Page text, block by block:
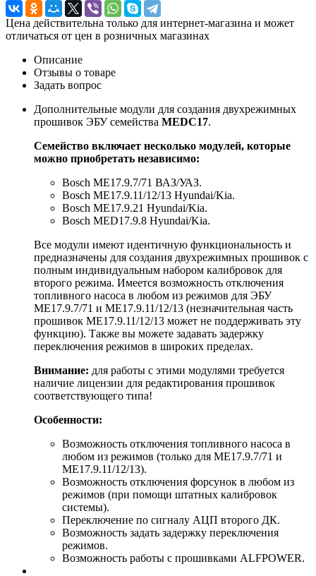
Цена действительна только для интернет-магазина и может
отличаться от цен в розничных магазинах
Описание
Отзывы о товаре
Задать вопрос
Дополнительные модули для создания двухрежимных
прошивок ЭБУ семейства MEDC17.
Семейство включает несколько модулей, которые
можно приобретать независимо:
Bosch ME17.9.7/71 ВАЗ/УАЗ.
Bosch ME17.9.11/12/13 Hyundai/Kia.
Bosch ME17.9.21 Hyundai/Kia.
Bosch MED17.9.8 Hyundai/Kia.
Все модули имеют идентичную функциональность и
предназначены для создания двухрежимных прошивок с
полным индивидуальным набором калибровок для
второго режима. Имеется возможность отключения
топливного насоса в любом из режимов для ЭБУ
ME17.9.7/71 и ME17.9.11/12/13 (незначительная часть
прошивок ME17.9.11/12/13 может не поддерживать эту
функцию). Также вы можете задавать задержку
переключения режимов в широких пределах.
Внимание: для работы с этими модулями требуется
наличие лицензии для редактирования прошивок
соответствующего типа!
Особенности:
Возможность отключения топливного насоса в
любом из режимов (только для ME17.9.7/71 и
ME17.9.11/12/13).
Возможность отключения форсунок в любом из
режимов (при помощи штатных калибровок
системы).
Переключение по сигналу АЦП второго ДК.
Возможность задать задержку переключения
режимов.
Возможность работы с прошивками ALFPOWER.